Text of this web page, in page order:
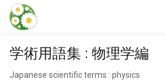
本文に飛ぶ
学術用語集 : 物理学編
Japanese scientific terms : physics